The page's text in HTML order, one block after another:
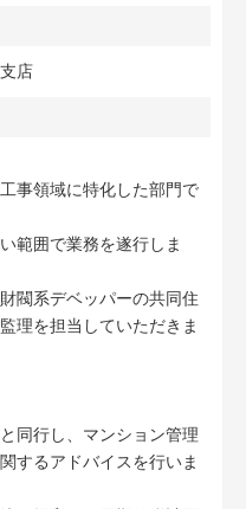
店
事領域に特化した部門で
範囲で業務を遂行しま
閥系デベッパーの共同住
理を担当していただきま
同行し、マンション管理
するアドバイスを行いま